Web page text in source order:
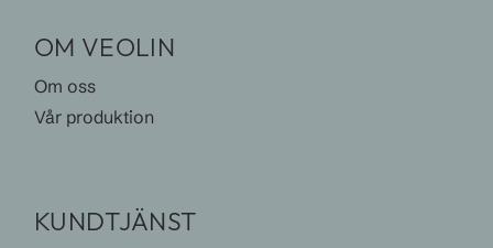
OM VEOLIN
Om oss
Vår produktion
KUNDTJÄNST